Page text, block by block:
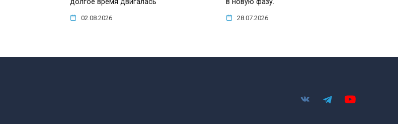
долгое время двигалась
02.08.2026
в новую фазу.
28.07.2026